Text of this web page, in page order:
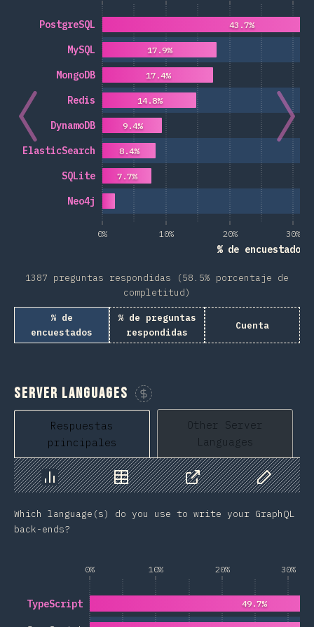
0% 10% 20% 30%
% de encuestados
Neo4j
SQLite
ElasticSearch
DynamoDB
Redis
MongoDB
MySQL
PostgreSQL
7.7%
8.4%
9.4%
14.8%
17.4%
17.9%
43.7%
1387 preguntas respondidas (58.5% porcentaje de
completitud)
% de
encuestados
% de preguntas
respondidas
Cuenta
Server Languages
Patrocina esta gráfico
Respuestas
principales
Other Server
Languages
Gráfico Datos Compartir
Datos
Which language(s) do you use to write your GraphQL
back-ends?
0% 10% 20% 30%
TypeScript 49.7%